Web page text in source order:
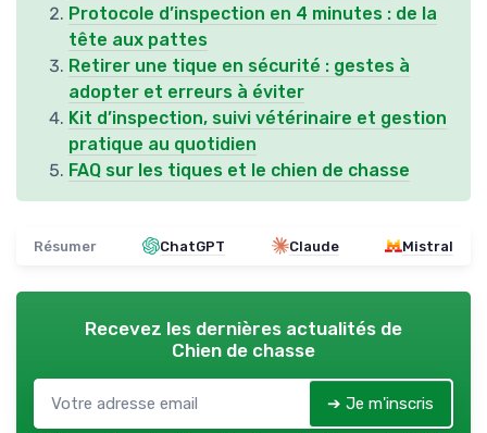
Protocole d’inspection en 4 minutes : de la
tête aux pattes
Retirer une tique en sécurité : gestes à
adopter et erreurs à éviter
Kit d’inspection, suivi vétérinaire et gestion
pratique au quotidien
FAQ sur les tiques et le chien de chasse
Résumer ChatGPT Claude Mistral
Recevez les dernières actualités de
Chien de chasse
➔ Je m'inscris